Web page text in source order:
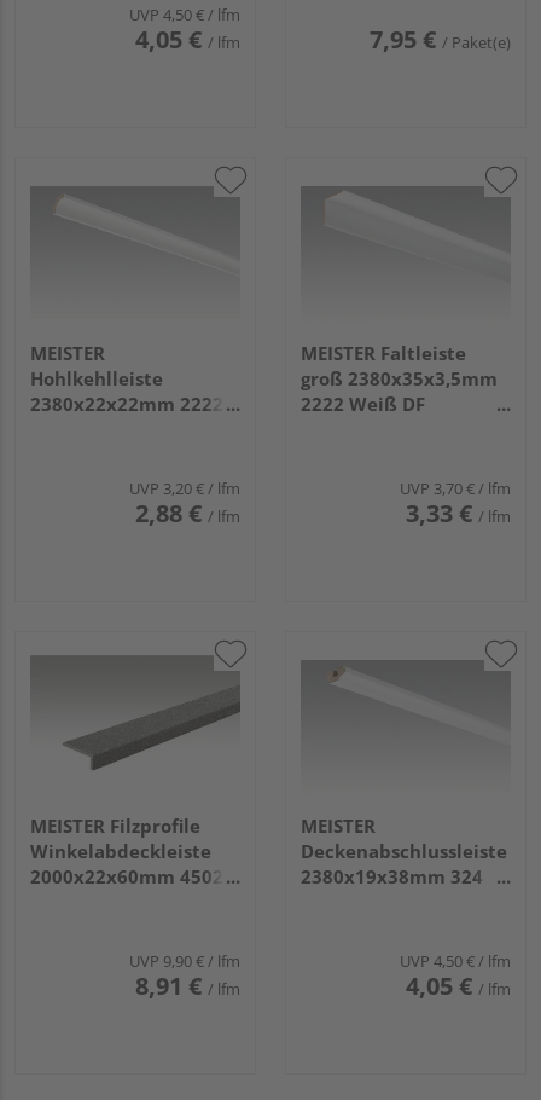
UVP 4,50 €/ lfm
4,05 € / lfm 7,95 € / Paket(e)
MEISTER
Hohlkehlleiste
2380x22x22mm 2222
UVP 3,20 € / lfm
2,88 € / lfm
MEISTER Faltleiste
groß 2380x35x3,5mm
2222 Weiß DF
UVP 3,70 € / lfm
3,33 € / lfm
MEISTER Filzprofile
Winkelabdeckleiste
2000x22x60mm 4502
UVP 9,90 €/ lfm
8,91 € / lfm
MEISTER
Deckenabschlussleiste
2380x19x38mm 324
UVP 4,50 €/ lfm
4,05 € / lfm